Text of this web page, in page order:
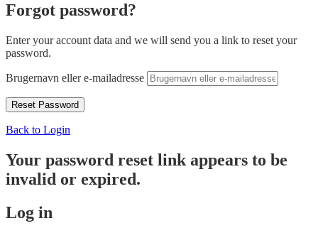
Forgot password?
Enter your account data and we will send you a link to reset your
password.
Brugernavn eller e-mailadresse
Back to Login
Your password reset link appears to be
invalid or expired.
Log in